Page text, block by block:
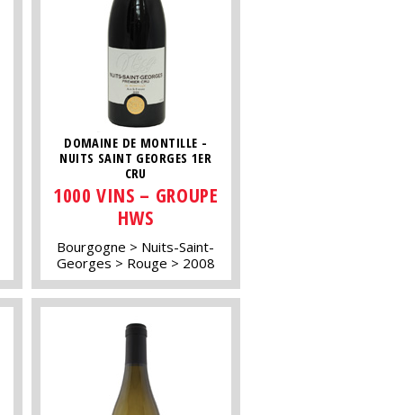
DOMAINE DE MONTILLE -
NUITS SAINT GEORGES 1ER
CRU
1000 VINS – GROUPE
HWS
Bourgogne
Nuits-Saint-
Georges
Rouge 2008